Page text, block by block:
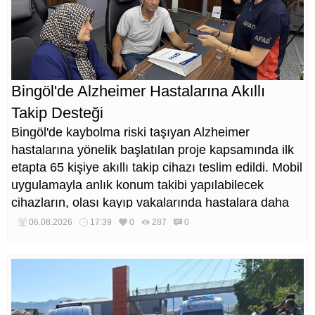
Bingöl'de Alzheimer Hastalarına Akıllı
Takip Desteği
Bingöl'de kaybolma riski taşıyan Alzheimer
hastalarına yönelik başlatılan proje kapsamında ilk
etapta 65 kişiye akıllı takip cihazı teslim edildi. Mobil
uygulamayla anlık konum takibi yapılabilecek
cihazların, olası kayıp vakalarında hastalara daha
kısa sürede ulaşılmasını sağlaması hedefleniyor.
06.08.2026 17:39 0 287 0